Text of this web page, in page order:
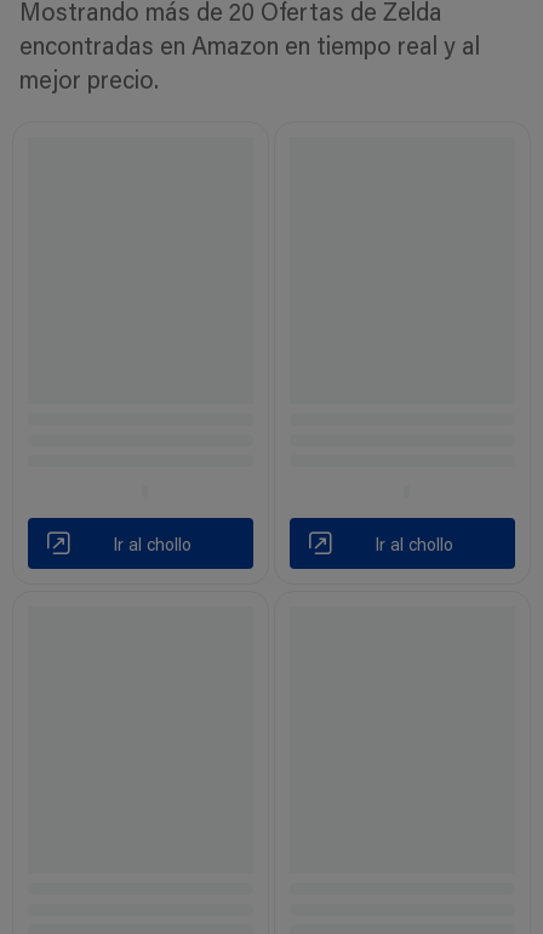
Mostrando más de 20 Ofertas de Zelda
encontradas en Amazon en tiempo real y al
mejor precio.
Ir al chollo Ir al chollo